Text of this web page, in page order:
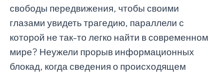
свободы передвижения, чтобы своими
глазами увидеть трагедию, параллели с
которой не так-то легко найти в современном
мире? Неужели прорыв информационных
блокад, когда сведения о происходящем